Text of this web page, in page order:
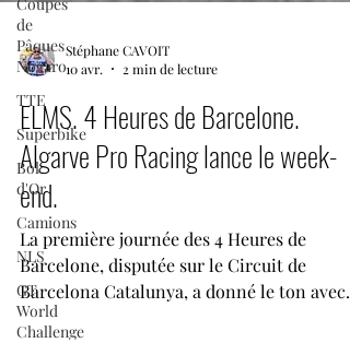
de
Pâques
Nogaro
TTE
Superbike
Bol
d'Or
Camions
NLS
GT
World
Challenge
Stéphane CAVOIT
10 avr.
2 min de lecture
ELMS. 4 Heures de Barcelone.
Algarve Pro Racing lance le week-
end.
La première journée des 4 Heures de